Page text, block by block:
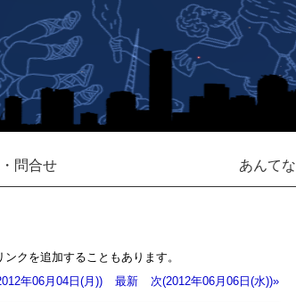
問合せ あんてな
クを追加することもあります。
年06月04日(月))
最新 次(2012年06月06日(水))»